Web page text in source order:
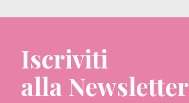
Iscriviti
alla Newsletter